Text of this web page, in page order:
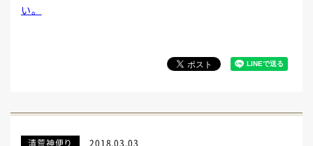
い。
清荒神便り 2018.03.03